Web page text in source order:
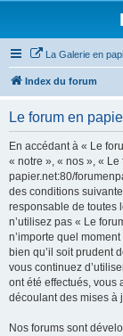
La Galerie en
Index du forum
Le forum en
En accédant à « Le
« notre », « nos », «
papier.net:80/
des conditions
responsable de toutes
n’utilisez pas « Le
n’importe quel
bien qu’il soit prudent
vous continuez
ont été effectués, vous
découlant des mises à
Nos forums sont